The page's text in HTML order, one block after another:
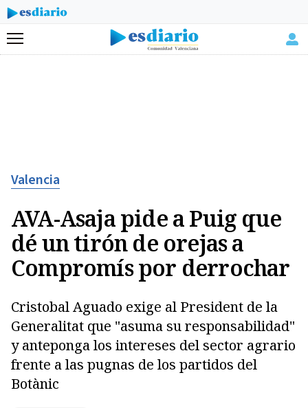
Menú
Valencia
AVA-Asaja pide a Puig que
dé un tirón de orejas a
Compromís por derrochar
Cristobal Aguado exige al President de la
Generalitat que "asuma su responsabilidad"
y anteponga los intereses del sector agrario
frente a las pugnas de los partidos del
Botànic